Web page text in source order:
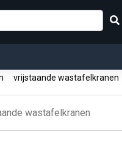
vrijstaande wastafelkranen
wastafelkranen